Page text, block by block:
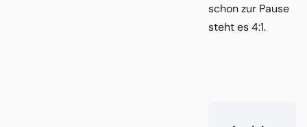
schon zur Pause
steht es 4:1.